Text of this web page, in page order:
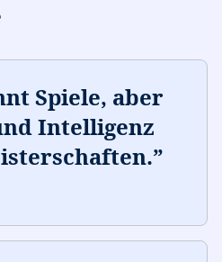
Spiele, aber
Intelligenz
”